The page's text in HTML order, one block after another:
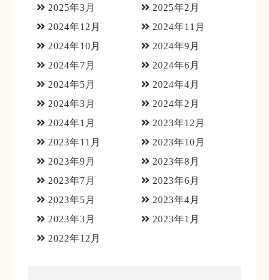
2025年3月
2025年2月
2024年12月
2024年11月
2024年10月
2024年9月
2024年7月
2024年6月
2024年5月
2024年4月
2024年3月
2024年2月
2024年1月
2023年12月
2023年11月
2023年10月
2023年9月
2023年8月
2023年7月
2023年6月
2023年5月
2023年4月
2023年3月
2023年1月
2022年12月